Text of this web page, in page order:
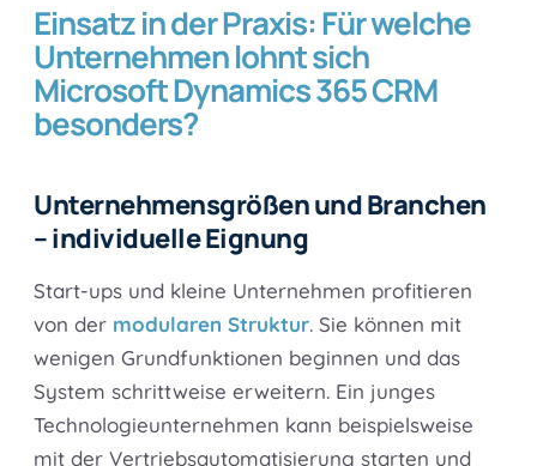
Einsatz in der Praxis: Für welche
Unternehmen lohnt sich
Microsoft Dynamics 365 CRM
besonders?
Unternehmensgrößen und Branchen
– individuelle Eignung
Start-ups und kleine Unternehmen profitieren
von der modularen Struktur. Sie können mit
wenigen Grundfunktionen beginnen und das
System schrittweise erweitern. Ein junges
Technologieunternehmen kann beispielsweise
mit der Vertriebsautomatisierung starten und